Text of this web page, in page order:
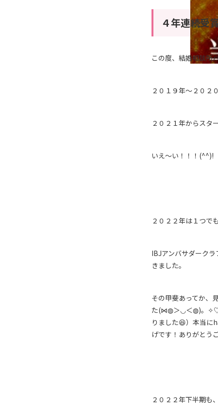
４年連続受
この度、結婚相談所
２０１９年～２０２
２０２１年からスタ
いえ～い！！！(^^)!
２０２２年は１つで
IBJアンバサダーク
きました。
その甲斐あってか、
た(⋈◍＞◡＜◍)。✧♡
りました😆）本当に
げです！ありがとう
２０２２年下半期も